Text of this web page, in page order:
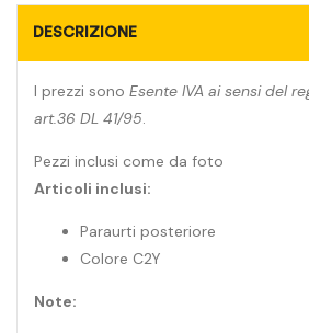
DESCRIZIONE
I prezzi sono Esente IVA ai sensi del
art.36 DL 41/95.
Pezzi inclusi come da foto
Articoli inclusi:
Paraurti posteriore
Colore C2Y
Note: